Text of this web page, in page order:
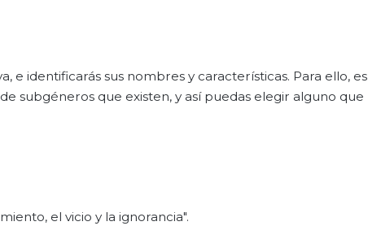
e identificarás sus nombres y características. Para ello, es
subgéneros que existen, y así puedas elegir alguno que
el vicio y la ignorancia".